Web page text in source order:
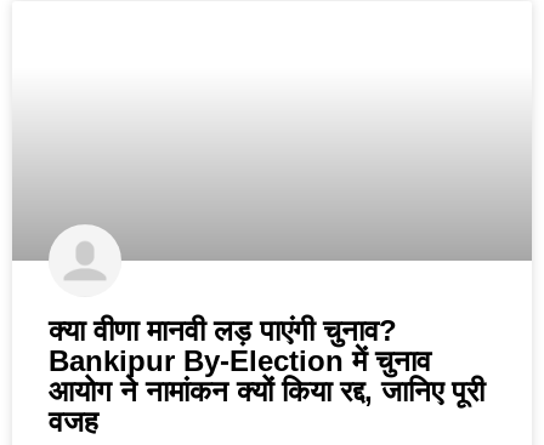
क्या वीणा मानवी लड़ पाएंगी चुनाव?
Bankipur By-Election में चुनाव
आयोग ने नामांकन क्यों किया रद्द, जानिए पूरी
वजह